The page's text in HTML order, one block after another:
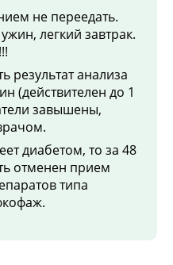
не переедать.
легкий завтрак.
результат анализа
(действителен до 1
завышены,
диабетом, то за 48
отменен прием
типа